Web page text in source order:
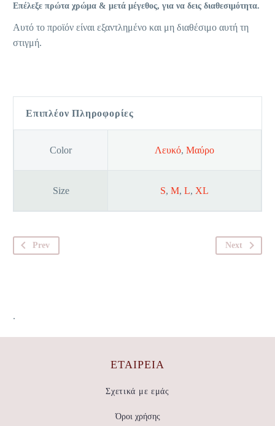
Επέλεξε πρώτα χρώμα & μετά μέγεθος, για να δεις διαθεσιμότητα.
Αυτό το προϊόν είναι εξαντλημένο και μη διαθέσιμο αυτή τη
στιγμή.
Επιπλέον Πληροφορίες
Color Λευκό, Μαύρο
Size S, M, L, XL
Prev Next
.
ΕΤΑΙΡΕΊΑ
Σχετικά με εμάς
Όροι χρήσης